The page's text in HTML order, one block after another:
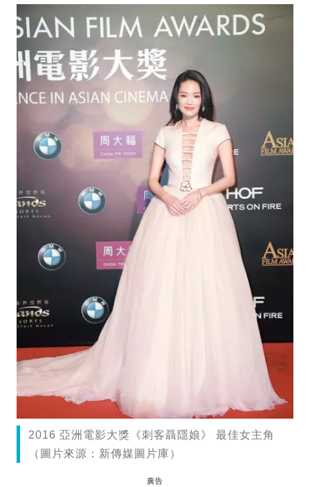
2016 亞洲電影大獎《刺客聶隱娘》 最佳女主角
（圖片來源：新傳媒圖片庫）
廣告